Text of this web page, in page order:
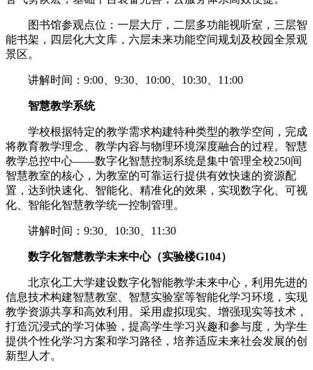
图书馆参观点位：一层大厅，二层多功能视听室，三层智
能书架，四层化大文库，六层未来功能空间规划及校园全景观
景区。
讲解时间：9:00、9:30、10:00、10:30、11:00
智慧教学系统
学校根据特定的教学需求构建特种类型的教学空间，完成
将教育教学理念、教学内容与物理环境深度融合的过程。智慧
教学总控中心——数字化智慧控制系统是集中管理全校250间
智慧教室的核心，为教室的可靠运行提供有效快速的资源配
置，达到快速化、智能化、精准化的效果，实现数字化、可视
化、智能化智慧教学统一控制管理。
讲解时间：9:30、10:30、11:30
数字化智慧教学未来中心（实验楼G104）
北京化工大学建设数字化智能教学未来中心，利用先进的
信息技术构建智慧教室、智慧实验室等智能化学习环境，实现
教学资源共享和高效利用。采用虚拟现实、增强现实等技术，
打造沉浸式的学习体验，提高学生学习兴趣和参与度，为学生
提供个性化学习方案和学习路径，培养适应未来社会发展的创
新型人才。